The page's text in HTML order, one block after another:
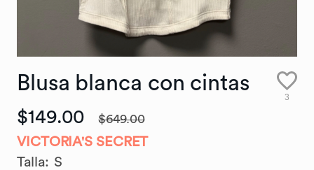
Blusa blanca con cintas
3
$149.00 $649.00
VICTORIA'S SECRET
Talla: S